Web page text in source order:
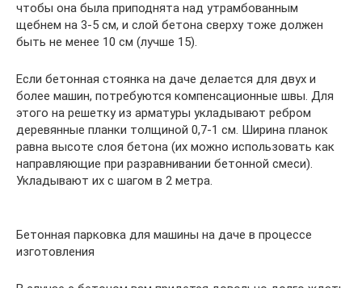
чтобы она была приподнята над утрамбованным
щебнем на 3-5 см, и слой бетона сверху тоже должен
быть не менее 10 см (лучше 15).
Если бетонная стоянка на даче делается для двух и
более машин, потребуются компенсационные швы. Для
этого на решетку из арматуры укладывают ребром
деревянные планки толщиной 0,7-1 см. Ширина планок
равна высоте слоя бетона (их можно использовать как
направляющие при разравнивании бетонной смеси).
Укладывают их с шагом в 2 метра.
Бетонная парковка для машины на даче в процессе
изготовления